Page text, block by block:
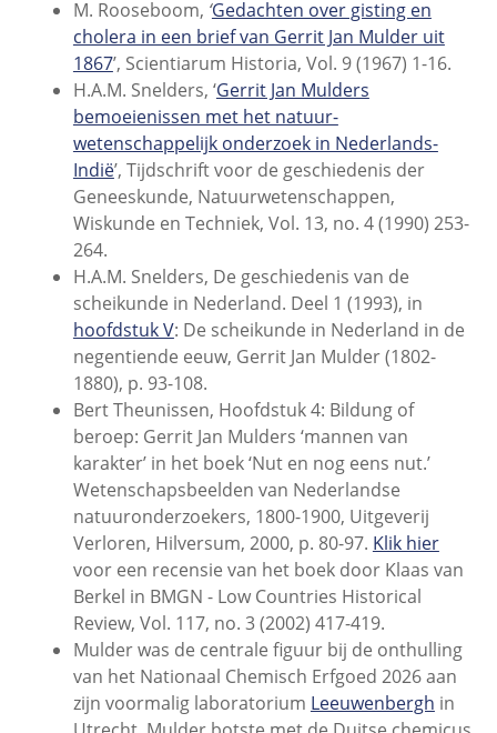
M. Rooseboom, ‘Gedachten over gisting en
cholera in een brief van Gerrit Jan Mulder uit
1867’, Scientiarum Historia, Vol. 9 (1967) 1-16.
H.A.M. Snelders, ‘Gerrit Jan Mulders
bemoeienissen met het natuur-
wetenschappelijk onderzoek in Nederlands-
Indië’, Tijdschrift voor de geschiedenis der
Geneeskunde, Natuurwetenschappen,
Wiskunde en Techniek, Vol. 13, no. 4 (1990) 253-
264.
H.A.M. Snelders, De geschiedenis van de
scheikunde in Nederland. Deel 1 (1993), in
hoofdstuk V: De scheikunde in Nederland in de
negentiende eeuw, Gerrit Jan Mulder (1802-
1880), p. 93-108.
Bert Theunissen, Hoofdstuk 4: Bildung of
beroep: Gerrit Jan Mulders ‘mannen van
karakter’ in het boek ‘Nut en nog eens nut.’
Wetenschapsbeelden van Nederlandse
natuuronderzoekers, 1800-1900, Uitgeverij
Verloren, Hilversum, 2000, p. 80-97. Klik hier
voor een recensie van het boek door Klaas van
Berkel in BMGN - Low Countries Historical
Review, Vol. 117, no. 3 (2002) 417-419.
Mulder was de centrale figuur bij de onthulling
van het Nationaal Chemisch Erfgoed 2026 aan
zijn voormalig laboratorium Leeuwenbergh in